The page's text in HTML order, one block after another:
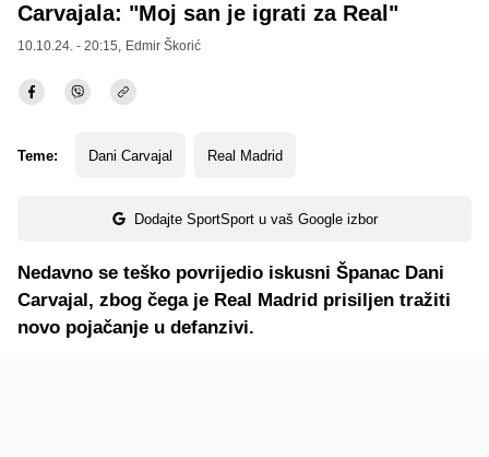
Carvajala: "Moj san je igrati za Real"
10.10.24. - 20:15, Edmir Škorić
Teme: Dani Carvajal Real Madrid
Dodajte SportSport u vaš Google izbor
Nedavno se teško povrijedio iskusni Španac Dani
Carvajal, zbog čega je Real Madrid prisiljen tražiti
novo pojačanje u defanzivi.